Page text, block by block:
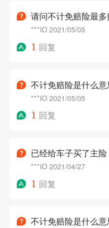
请问不计免赔险最多
***IO 2021/05/05
1 回复
不计免赔险是什么
***IO 2021/05/05
1 回复
***IO 2021/04/27
1 回复
不计免赔险是什么意